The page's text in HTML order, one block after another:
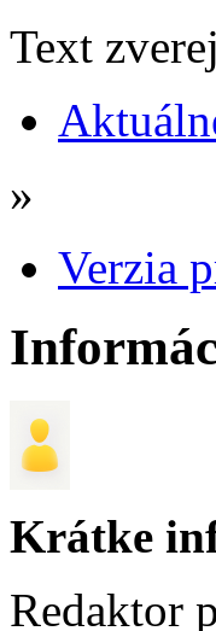
Text
»
Verzia
Krátke
Redaktor